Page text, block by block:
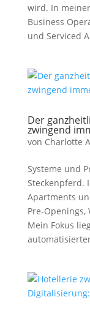
wird. In
Business
und Serviced
Der
zwingend
von Charlotte
Systeme und
Steckenpferd.
Apartments
Mein Fokus